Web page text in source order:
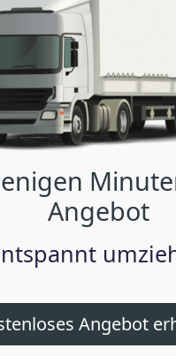
Angebot
Angebot